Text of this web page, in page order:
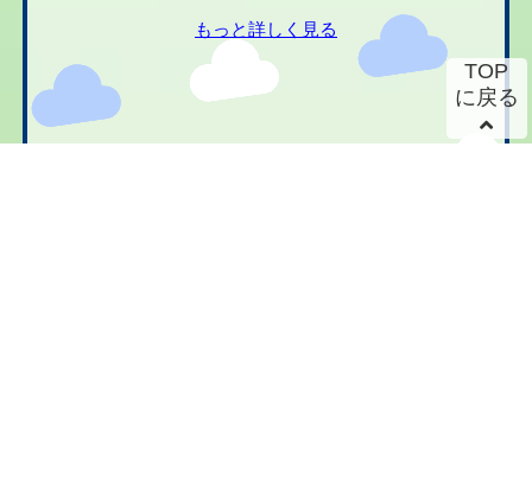
もっと詳しく見る
TOP
に戻る